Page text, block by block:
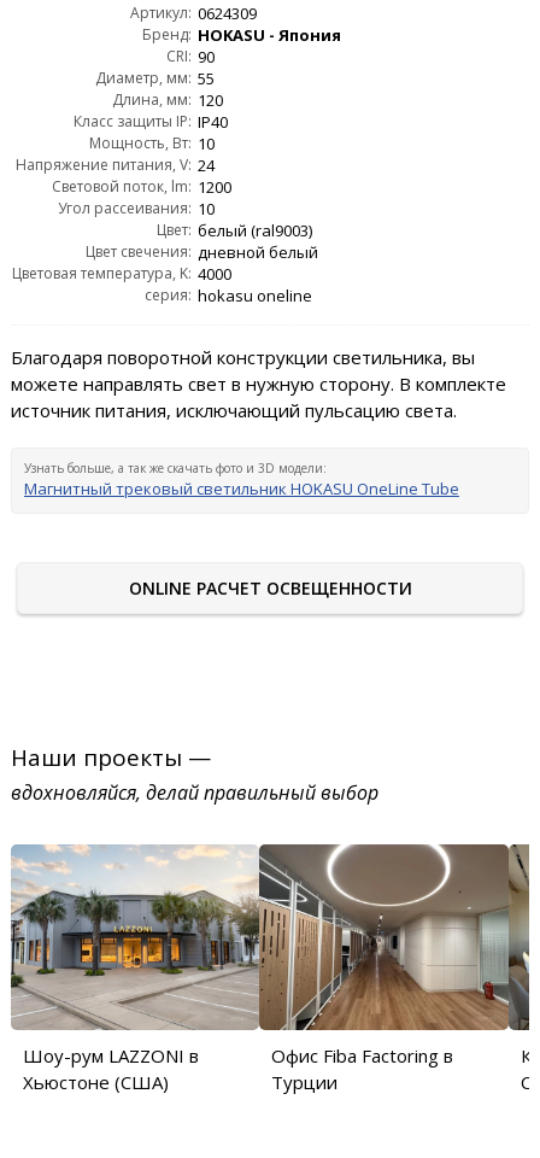
Артикул: 0624309
Бренд: HOKASU - Япония
CRI: 90
Диаметр, мм: 55
Длина, мм: 120
Класс защиты IP: IP40
Мощность, Вт: 10
Напряжение питания, V: 24
Световой поток, lm: 1200
Угол рассеивания: 10
Цвет: белый (ral9003)
Цвет свечения: дневной белый
Цветовая температура, K: 4000
серия: hokasu oneline
Благодаря поворотной конструкции светильника, вы
можете направлять свет в нужную сторону. В комплекте
источник питания, исключающий пульсацию света.
Узнать больше, а так же скачать фото и 3D модели:
Магнитный трековый светильник HOKASU OneLine Tube
ONLINE РАСЧЕТ ОСВЕЩЕННОСТИ
Наши проекты —
вдохновляйся, делай правильный выбор
Шоу-рум LAZZONI в
Хьюстоне (США)
Офис Fiba Factoring в
Турции